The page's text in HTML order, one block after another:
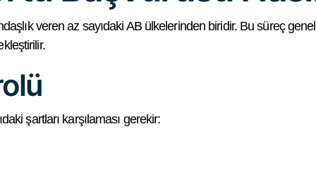
veren az sayıdaki AB ülkelerinden biridir. Bu süreç
şartları karşılaması gerekir: